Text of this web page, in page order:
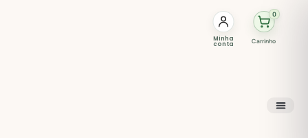
Minha
conta Carrinho
0